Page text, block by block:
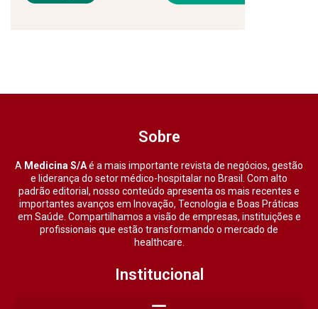
Sobre
A Medicina S/Aé a mais importante revista de negócios, gestão
e liderança do setor médico-hospitalar no Brasil. Com alto
padrão editorial, nosso conteúdo apresenta os mais recentes e
importantes avanços em Inovação, Tecnologia e Boas Práticas
em Saúde. Compartilhamos a visão de empresas, instituições e
profissionais que estão transformando o mercado de
healthcare.
Institucional